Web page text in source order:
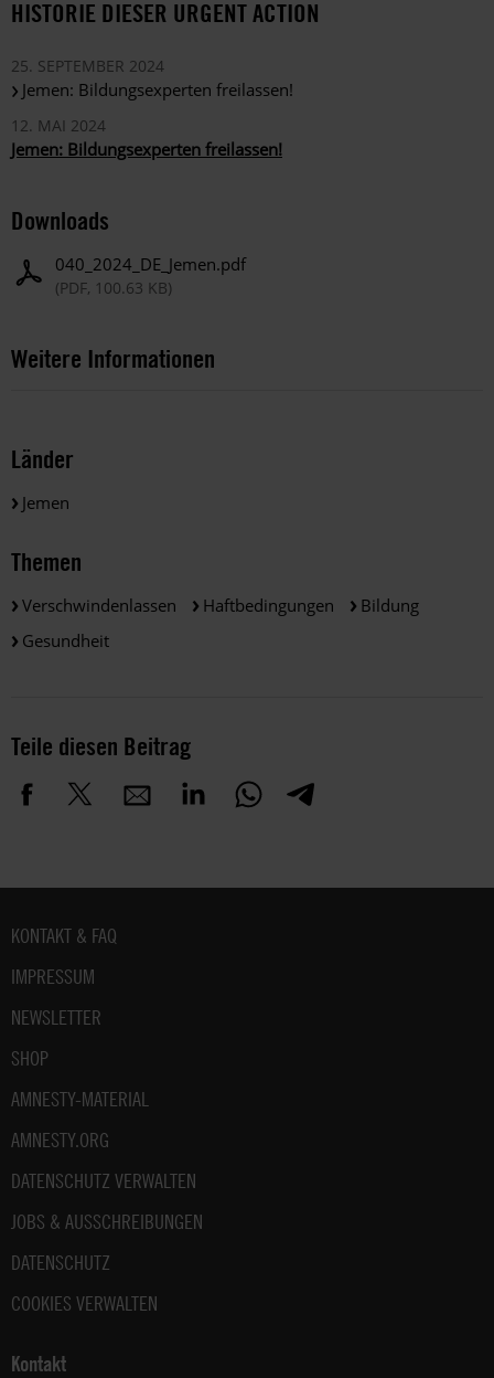
HISTORIE DIESER URGENT ACTION
25. SEPTEMBER 2024
Jemen: Bildungsexperten freilassen!
12. MAI 2024
Jemen: Bildungsexperten freilassen!
Downloads
040_2024_DE_Jemen.pdf
(PDF, 100.63 KB)
Weitere Informationen
Länder
Jemen
Themen
Verschwindenlassen Haftbedingungen
Bildung
Gesundheit
Teile diesen Beitrag
Fußbereich
KONTAKT & FAQ
IMPRESSUM
NEWSLETTER
SHOP
AMNESTY-MATERIAL
AMNESTY.ORG
DATENSCHUTZ VERWALTEN
JOBS & AUSSCHREIBUNGEN
DATENSCHUTZ
COOKIES VERWALTEN
Kontakt